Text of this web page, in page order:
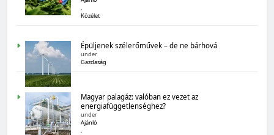
Magyarország számokban: Államadósság
,
Közélet
Épüljenek szélerőművek – de ne bárhová
under
Gazdaság
Magyar palagáz: valóban ez vezet az
energiafüggetlenséghez?
under
Ajánló
,